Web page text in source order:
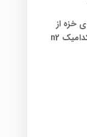
خزه از
n2